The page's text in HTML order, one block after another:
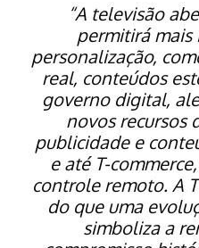
“A televisão
permitirá
personalização,
real, conteúdos
governo digital,
novos recursos
publicidade e
e até T-
controle remoto. A
do que uma
simboliza a